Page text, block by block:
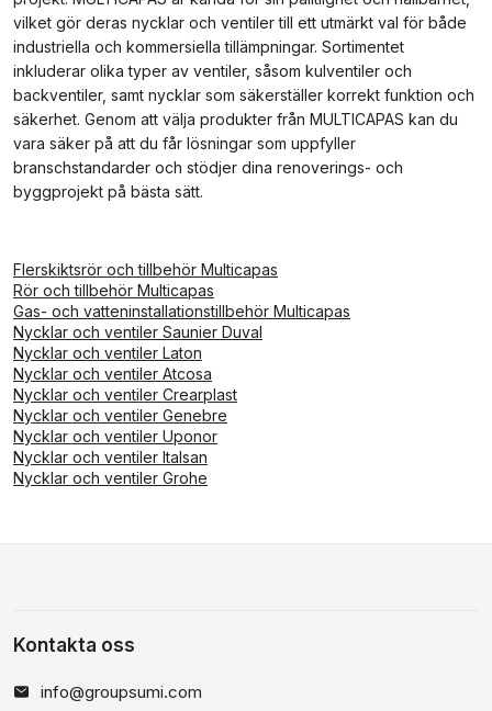
vilket gör deras nycklar och ventiler till ett utmärkt val för både
industriella och kommersiella tillämpningar. Sortimentet
inkluderar olika typer av ventiler, såsom kulventiler och
backventiler, samt nycklar som säkerställer korrekt funktion och
säkerhet. Genom att välja produkter från MULTICAPAS kan du
vara säker på att du får lösningar som uppfyller
branschstandarder och stödjer dina renoverings- och
byggprojekt på bästa sätt.
Flerskiktsrör och tillbehör Multicapas
Rör och tillbehör Multicapas
Gas- och vatteninstallationstillbehör Multicapas
Nycklar och ventiler Saunier Duval
Nycklar och ventiler Laton
Nycklar och ventiler Atcosa
Nycklar och ventiler Crearplast
Nycklar och ventiler Genebre
Nycklar och ventiler Uponor
Nycklar och ventiler Italsan
Nycklar och ventiler Grohe
Kontakta oss
info@groupsumi.com